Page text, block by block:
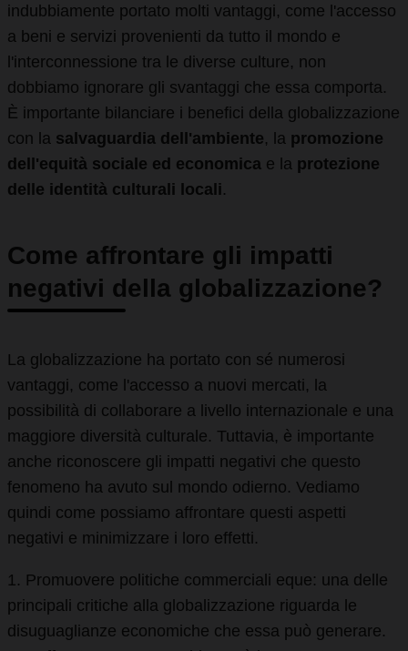
indubbiamente portato molti vantaggi, come l'accesso
a beni e servizi provenienti da tutto il mondo e
l'interconnessione tra le diverse culture, non
dobbiamo ignorare gli svantaggi che essa comporta.
È importante bilanciare i benefici della globalizzazione
con la salvaguardia dell'ambiente, la promozione
dell'equità sociale ed economica e la protezione
delle identità culturali locali.
Come affrontare gli impatti
negativi della globalizzazione?
La globalizzazione ha portato con sé numerosi
vantaggi, come l'accesso a nuovi mercati, la
possibilità di collaborare a livello internazionale e una
maggiore diversità culturale. Tuttavia, è importante
anche riconoscere gli impatti negativi che questo
fenomeno ha avuto sul mondo odierno. Vediamo
quindi come possiamo affrontare questi aspetti
negativi e minimizzare i loro effetti.
1. Promuovere politiche commerciali eque: una delle
principali critiche alla globalizzazione riguarda le
disuguaglianze economiche che essa può generare.